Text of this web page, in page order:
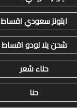
ايتونز سعودي اقساط
شحن يلا لودو اقساط
حناء شعر
حنا